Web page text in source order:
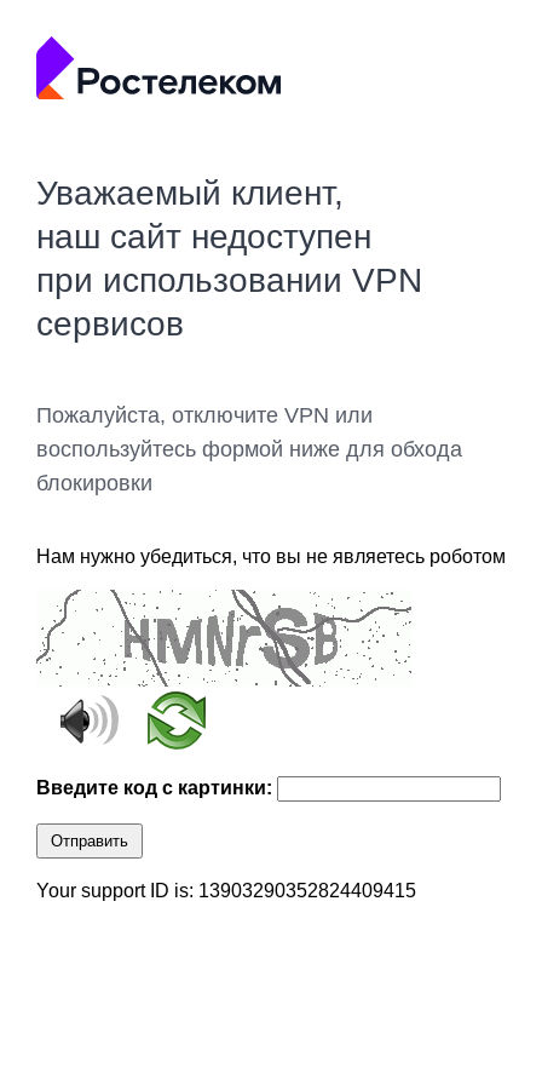
Уважаемый клиент,
наш сайт недоступен
при использовании VPN
сервисов
Пожалуйста, отключите VPN или
воспользуйтесь формой ниже для обхода
блокировки
Нам нужно убедиться, что вы не являетесь роботом
Введите код с картинки:
Отправить
Your support ID is: 13903290352824409415